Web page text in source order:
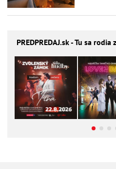
PREDPREDAJ.sk - Tu sa rodia